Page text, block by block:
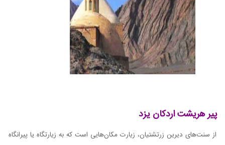
پیر هریشت اردکان یزد
از سنت‌های دیرین زرتشتیان، زیارت مکان‌هایی است که به زیارتگاه یا پیرانگاه